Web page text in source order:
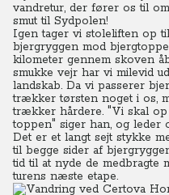
vandretur, der fører os til
smut til Sydpolen!
Igen tager vi stoleliften op
bjergryggen mod
kilometer gennem skoven
smukke vejr har vi milevid
landskab. Da vi passerer
trækker tørsten noget i os,
trækker hårdere. "Vi skal op
toppen" siger han, og leder
Det er et langt sejt stykke
til begge sider af
tid til at nyde de medbragte
turens næste etape.